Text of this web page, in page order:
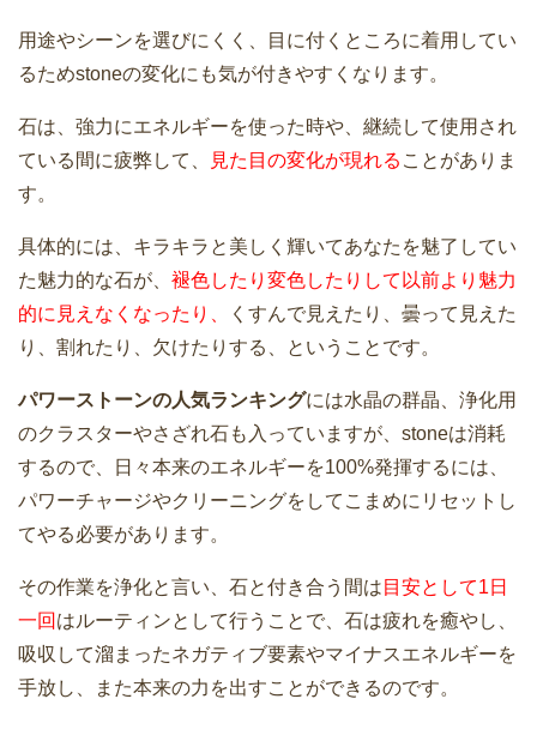
用途やシーンを選びにくく、目に付くところに着用してい
るためstoneの変化にも気が付きやすくなります。
石は、強力にエネルギーを使った時や、継続して使用され
ている間に疲弊して、
見た目の変化が現れる ことがありま
す。
具体的には、キラキラと美しく輝いてあなたを魅了してい
た魅力的な石が、 褪色したり変色したりして以前より魅力
的に見えなくなったり、
くすんで見えたり、曇って見えた
り、割れたり、欠けたりする、ということです。
パワーストーンの人気ランキングには水晶の群晶、浄化用
のクラスターやさざれ石も入っていますが、stoneは消耗
するので、日々本来のエネルギーを100%発揮するには、
パワーチャージやクリーニングをしてこまめにリセットし
てやる必要があります。
その作業を浄化と言い、石と付き合う間は 目安として1日
一回 はルーティンとして行うことで、石は疲れを癒やし、
吸収して溜まったネガティブ要素やマイナスエネルギーを
手放し、また本来の力を出すことができるのです。